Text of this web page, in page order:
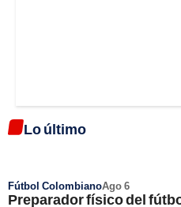
Lo último
Fútbol ColombianoAgo 6
Preparador físico del